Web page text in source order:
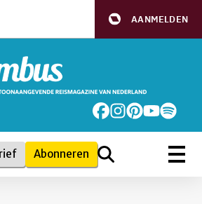
AANMELDEN
Abonneren